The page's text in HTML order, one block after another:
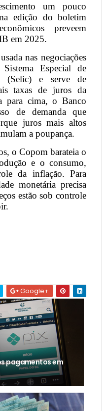
um pouco
edição do boletim
preveem
em 2025.
nas negociações
Especial de
(Selic) e serve de
taxas de juros da
para cima, o Banco
de demanda que
juros mais altos
a poupança.
o Copom barateia o
e o consumo,
da inflação. Para
monetária precisa
estão sob controle
Google+
pagamentos em